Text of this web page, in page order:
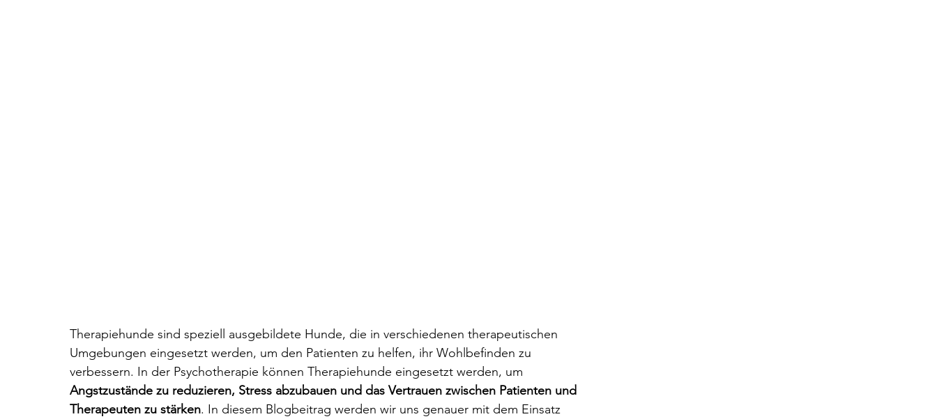
Therapiehunde sind speziell ausgebildete Hunde, die in verschiedenen therapeutischen
Umgebungen eingesetzt werden, um den Patienten zu helfen, ihr Wohlbefinden zu
verbessern. In der Psychotherapie können Therapiehunde eingesetzt werden, um
Angstzustände zu reduzieren, Stress abzubauen und das Vertrauen zwischen Patienten und
Therapeuten zu stärken. In diesem Blogbeitrag werden wir uns genauer mit dem Einsatz